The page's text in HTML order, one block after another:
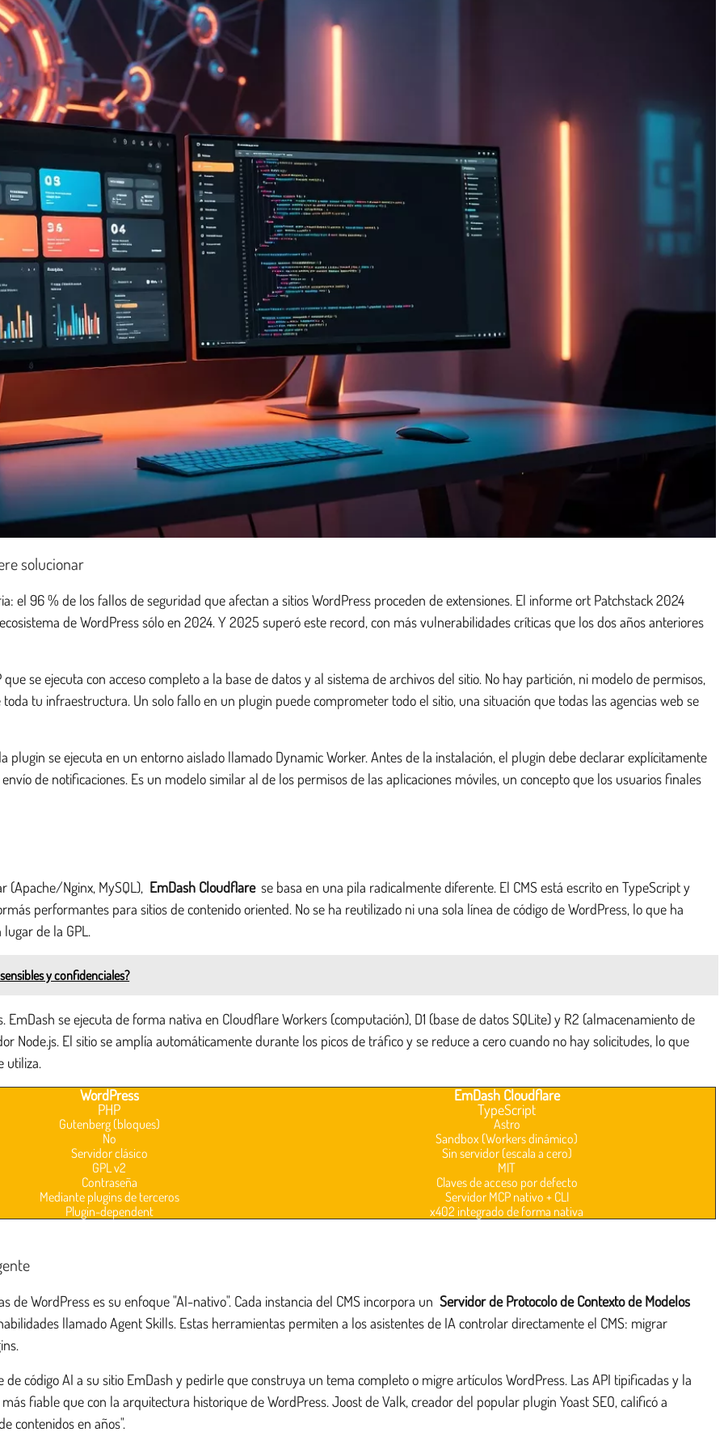
solucionar
el 96 % de los fallos de seguridad que afectan a sitios WordPress proceden de extensiones. El informe ort Patchstack 2024
de WordPress sólo en 2024. Y 2025 superó este record, con más vulnerabilidades críticas que los dos años anteriores
se ejecuta con acceso completo a la base de datos y al sistema de archivos del sitio. No hay partición, ni modelo de permisos,
tu infraestructura. Un solo fallo en un plugin puede comprometer todo el sitio, una situación que todas las agencias web se
se ejecuta en un entorno aislado llamado Dynamic Worker. Antes de la instalación, el plugin debe declarar explícitamente
de notificaciones. Es un modelo similar al de los permisos de las aplicaciones móviles, un concepto que los usuarios finales
(Apache/Nginx, MySQL), EmDash Cloudflare se basa en una pila radicalmente diferente. El CMS está escrito en TypeScript y
performantes para sitios de contenido oriented. No se ha reutilizado ni una sola línea de código de WordPress, lo que ha
de la GPL.
y confidenciales?
se ejecuta de forma nativa en Cloudflare Workers (computación), D1 (base de datos SQLite) y R2 (almacenamiento de
Node.js. El sitio se amplía automáticamente durante los picos de tráfico y se reduce a cero cuando no hay solicitudes, lo que
utiliza.
WordPress
EmDash Cloudflare
PHP
TypeScript
Gutenberg (bloques)
Astro
No
Sandbox (Workers dinámico)
Servidor clásico
Sin servidor (escala a cero)
GPL v2
MIT
Contraseña
Claves de acceso por defecto
Mediante plugins de terceros
Servidor MCP nativo + CLI
Plugin-dependent
x402 integrado de forma nativa
de WordPress es su enfoque "AI-nativo". Cada instancia del CMS incorpora un Servidor de Protocolo de Contexto de Modelos
llamado Agent Skills. Estas herramientas permiten a los asistentes de IA controlar directamente el CMS: migrar
código AI a su sitio EmDash y pedirle que construya un tema completo o migre artículos WordPress. Las API tipificadas y la
fiable que con la arquitectura historique de WordPress. Joost de Valk, creador del popular plugin Yoast SEO, calificó a
contenidos en años".